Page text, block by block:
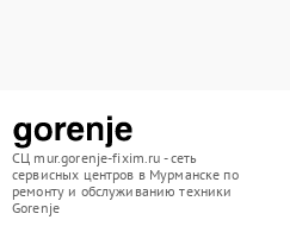
СЦ mur.gorenje-fixim.ru - сеть
сервисных центров в Мурманске по
ремонту и обслуживанию техники
Gorenje